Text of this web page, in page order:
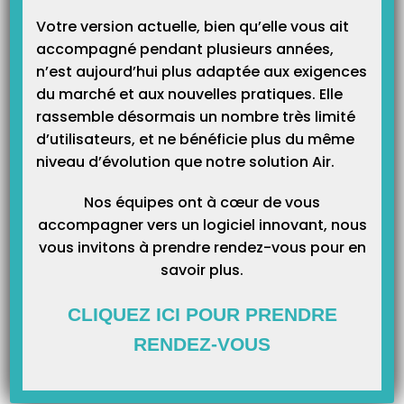
Vérifier dans le module « DATE » de l’ordonnance, que le praticien
facturant soit le même que la CPS.
Dans le cas, où il(s) utilise(nt) une comptabilité commune,
vérifier que le nom de la fiche praticien soit « CABINET » et rien
d’autre.
Erreurs Sesam Vitale > CPS
Comment trouver le port de
communication de mon lecteur
Votre version actuelle, bien qu’elle vous ait
accompagné pendant plusieurs années,
n’est aujourd’hui plus adaptée aux exigences
du marché et aux nouvelles pratiques. Elle
rassemble désormais un nombre très limité
d’utilisateurs, et ne bénéficie plus du même
niveau d’évolution que notre solution Air.
Nos équipes ont à cœur de vous
accompagner vers un logiciel innovant, nous
vous invitons à prendre rendez-vous pour en
savoir plus.
CLIQUEZ ICI POUR PRENDRE
RENDEZ-VOUS